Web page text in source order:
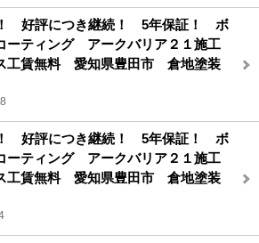
好評につき継続！ 5年保証！ ボ
ーティング アークバリア２１施工
工賃無料 愛知県豊田市 倉地塗装
好評につき継続！ 5年保証！ ボ
ーティング アークバリア２１施工
工賃無料 愛知県豊田市 倉地塗装